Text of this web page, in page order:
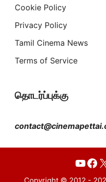
Cookie Policy
Privacy Policy
Tamil Cinema News
Terms of Service
தொடர்ப்புக்கு
X